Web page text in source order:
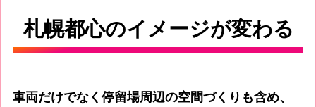
札幌都心のイメージが変わる
車両だけでなく停留場周辺の空間づくりも含め、